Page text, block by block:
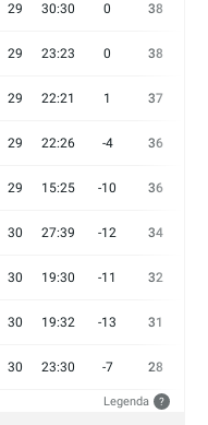
29 30:30 0 38
29 23:23 0 38
29 22:21 1 37
29 22:26 -4 36
29 15:25 -10 36
30 27:39 -12 34
30 19:30 -11 32
30 19:32 -13 31
30 23:30 -7 28
Legenda ?